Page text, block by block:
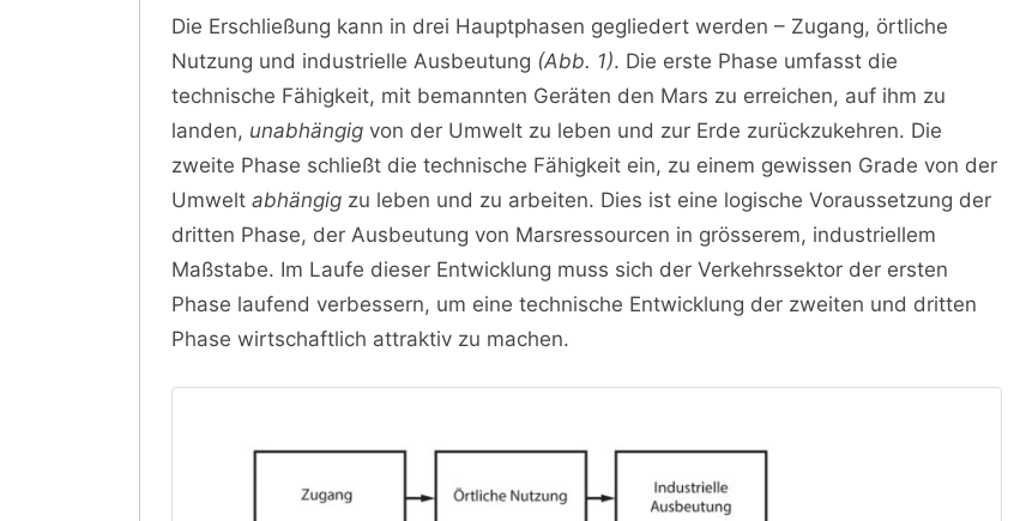
Die Erschließung kann in drei Hauptphasen gegliedert werden – Zugang, örtliche
Nutzung und industrielle Ausbeutung (Abb. 1). Die erste Phase umfasst die
technische Fähigkeit, mit bemannten Geräten den Mars zu erreichen, auf ihm zu
landen, unabhängigvon der Umwelt zu leben und zur Erde zurückzukehren. Die
zweite Phase schließt die technische Fähigkeit ein, zu einem gewissen Grade von der
Umwelt abhängigzu leben und zu arbeiten. Dies ist eine logische Voraussetzung der
dritten Phase, der Ausbeutung von Marsressourcen in grösserem, industriellem
Maßstabe. Im Laufe dieser Entwicklung muss sich der Verkehrssektor der ersten
Phase laufend verbessern, um eine technische Entwicklung der zweiten und dritten
Phase wirtschaftlich attraktiv zu machen.